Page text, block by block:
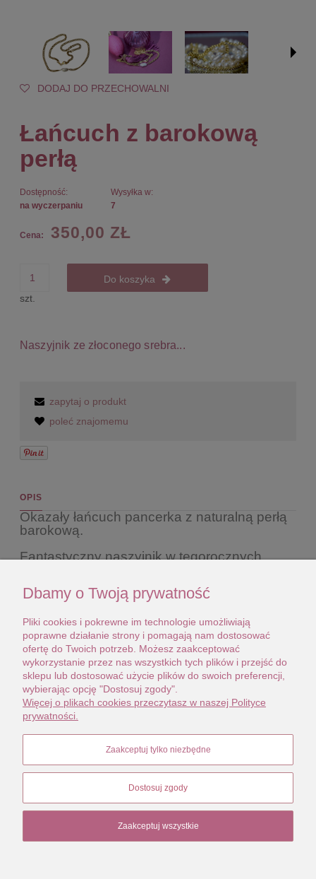
DODAJ DO PRZECHOWALNI
Łańcuch z barokową
perłą
Dostępność:
na wyczerpaniu
Wysyłka w:
7
Cena: 350,00 ZŁ
szt.
Do koszyka
Naszyjnik ze złoconego srebra...
zapytaj o produkt
poleć znajomemu
OPIS
Okazały łańcuch pancerka z naturalną perłą
barokową.
Fantastyczny naszyjnik w tegorocznych
próby 0,925. Platerowany złotem.
Ozdobiony naturalna sporą perłą
słodkowodną, barokową.
Splot łańcuszka klasyczna, zgrabna
pancerka. Piękny kolor złota.
Długość 45 lub 49 cm
Dbamy o Twoją prywatność
Pliki cookies i pokrewne im technologie umożliwiają
poprawne działanie strony i pomagają nam dostosować
ofertę do Twoich potrzeb. Możesz zaakceptować
wykorzystanie przez nas wszystkich tych plików i przejść do
sklepu lub dostosować użycie plików do swoich preferencji,
wybierając opcję "Dostosuj zgody".
Więcej o plikach cookies przeczytasz w naszej Polityce
prywatności.
Zaakceptuj tylko niezbędne
Dostosuj zgody
Zaakceptuj wszystkie